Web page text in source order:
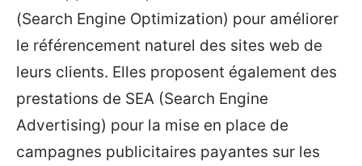
(Search Engine Optimization) pour améliorer
le référencement naturel des sites web de
leurs clients. Elles proposent également des
prestations de SEA (Search Engine
Advertising) pour la mise en place de
campagnes publicitaires payantes sur les